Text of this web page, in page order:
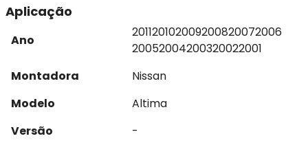
Aplicação
Ano
201120102009200820072006
20052004200320022001
Montadora
Nissan
Modelo
Altima
Versão
-